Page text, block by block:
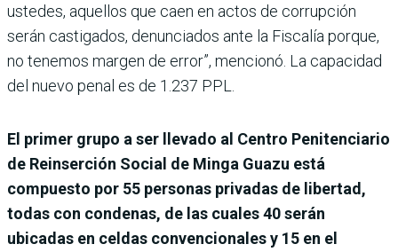
ustedes, aquellos que caen en actos de corrupción
serán castigados, denunciados ante la Fiscalía porque,
no tenemos margen de error”, mencionó. La capacidad
del nuevo penal es de 1.237 PPL.
El primer grupo a ser llevado al Centro Penitenciario
de Reinserción Social de Minga Guazu está
compuesto por 55 personas privadas de libertad,
todas con condenas, de las cuales 40 serán
ubicadas en celdas convencionales y 15 en el